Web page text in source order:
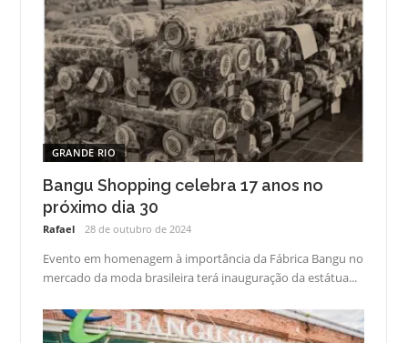
GRANDE RIO
Bangu Shopping celebra 17 anos no
próximo dia 30
Rafael 28 de outubro de 2024
Evento em homenagem à importância da Fábrica Bangu no
mercado da moda brasileira terá inauguração da estátua...